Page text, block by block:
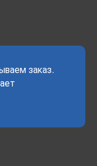
заказ.